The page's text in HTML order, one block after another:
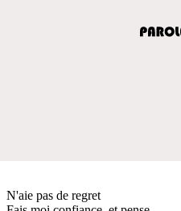
N'aie pas de regret